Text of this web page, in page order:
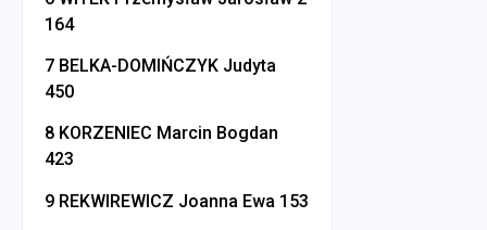
164
7 BELKA-DOMIŃCZYK Judyta
450
8 KORZENIEC Marcin Bogdan
423
9 REKWIREWICZ Joanna Ewa 153